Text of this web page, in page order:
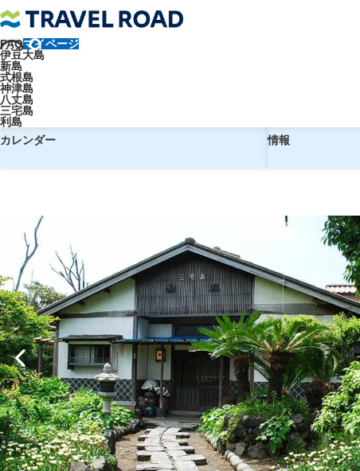
FAQマイページ
伊豆大島
新島
式根島
神津島
八丈島
三宅島
利島
トラベルロード
【調布飛行場発】往復飛行機で行
予約
カレンダー
情報